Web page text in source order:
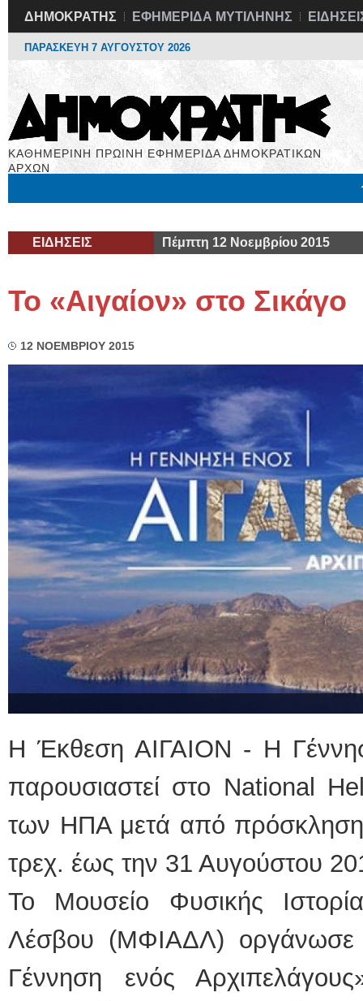
ΔΗΜΟΚΡΑΤΗΣ ΕΦΗΜΕΡΙΔΑ ΜΥΤΙΛΗΝΗΣ
ΠΑΡΑΣΚΕΥΗ 7 ΑΥΓΟΥΣΤΟΥ 2026
ΚΑΘΗΜΕΡΙΝΗ ΠΡΩΙΝΗ ΕΦΗΜΕΡΙΔΑ ΔΗΜΟΚΡΑΤΙΚΩΝ
ΑΡΧΩΝ
ΕΙΔΗΣΕΙΣ Πέμπτη 12 Νοεμβρίου 2015
Το «Αιγαίον» στο Σικάγο
12 ΝΟΕΜΒΡΙΟΥ 2015
Η Έκθεση ΑΙΓΑΙΟΝ - Η
παρουσιαστεί στο National
των ΗΠΑ μετά από
τρεχ. έως την 31 Αυγούστου
Το Μουσείο Φυσικής
Λέσβου (ΜΦΙΑΔΛ) οργάνωσε
Γέννηση ενός